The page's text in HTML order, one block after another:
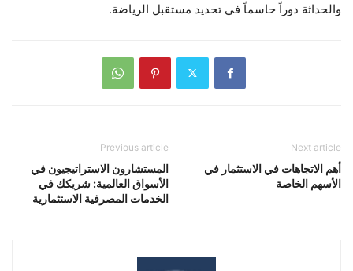
والحداثة دوراً حاسماً في تحديد مستقبل الرياضة.
Previous article
المستشارون الاستراتيجيون في
الأسواق العالمية: شريكك في
الخدمات المصرفية الاستثمارية
Next article
أهم الاتجاهات في الاستثمار في
الأسهم الخاصة